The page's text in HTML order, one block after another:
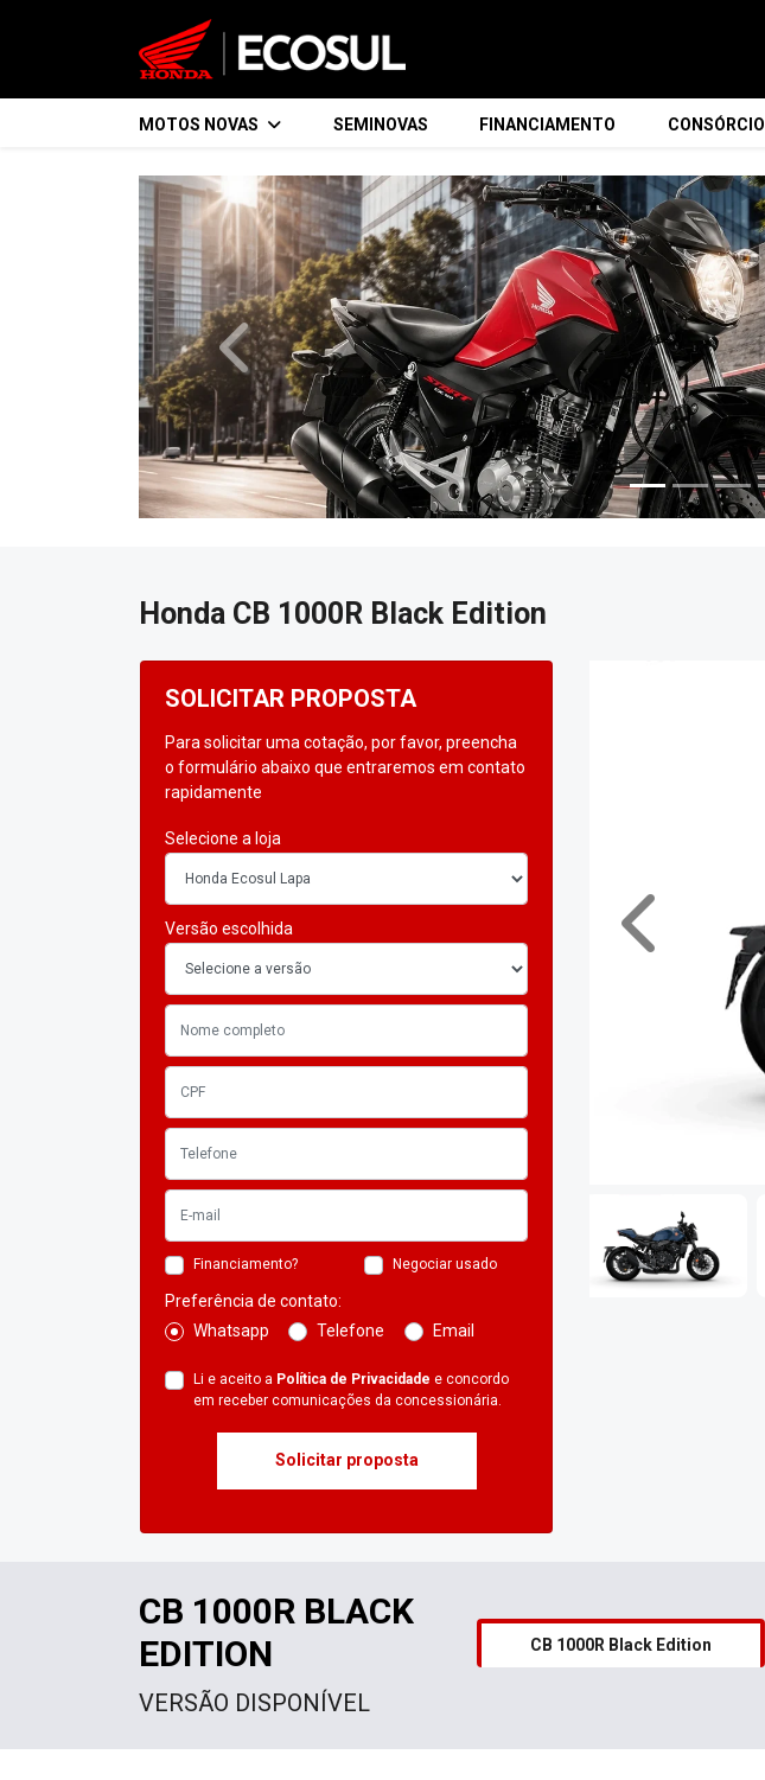
MOTOS NOVAS SEMINOVAS FINANCIAMENTO CONSÓRCIO
templates.template-01.components.carousel.texts.control_prev
Honda CB 1000R Black Edition
SOLICITAR PROPOSTA
Para solicitar uma cotação, por favor, preencha
o formulário abaixo que entraremos em contato
rapidamente
Selecione a loja
Versão escolhida
Financiamento? Negociar usado
Preferência de contato:
Whatsapp
Telefone Email
Li e aceito a Política de Privacidade e concordo
em receber comunicações da concessionária.
Solicitar proposta
Anterior
CB 1000R BLACK
EDITION
VERSÃO DISPONÍVEL
CB 1000R Black Edition